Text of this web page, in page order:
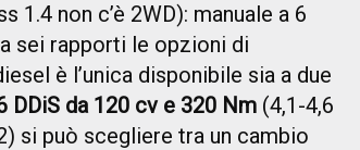
1.4 non c’è 2WD): manuale a 6
sei rapporti le opzioni di
è l’unica disponibile sia a due
DDiS da 120 cv e 320 Nm (4,1-4,6
si può scegliere tra un cambio